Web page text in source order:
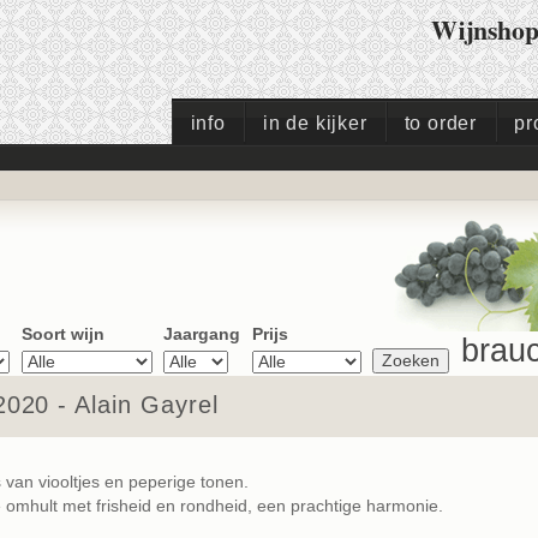
info in de kijker to order
Soort wijn Jaargang Prijs
- Alain Gayrel
viooltjes en peperige tonen.
met frisheid en rondheid, een prachtige harmonie.